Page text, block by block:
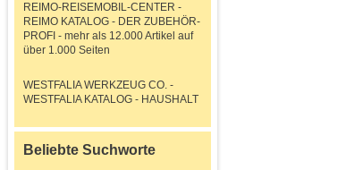
REIMO-REISEMOBIL-CENTER -
REIMO KATALOG - DER ZUBEHÖR-
PROFI - mehr als 12.000 Artikel auf
über 1.000 Seiten
WESTFALIA WERKZEUG CO. -
WESTFALIA KATALOG - HAUSHALT
Beliebte Suchworte